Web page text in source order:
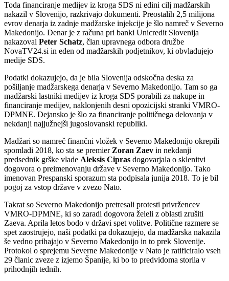
Toda financiranje medijev iz kroga SDS ni edini cilj madžarskih
nakazil v Slovenijo, razkrivajo dokumenti. Preostalih 2,5 milijona
evrov denarja iz zadnje madžarske injekcije je šlo namreč v Severno
Makedonijo. Denar je z računa pri banki Unicredit Slovenija
nakazoval Peter Schatz, član upravnega odbora družbe
NovaTV24.si in eden od madžarskih podjetnikov, ki obvladujejo
medije SDS.
Podatki dokazujejo, da je bila Slovenija odskočna deska za
pošiljanje madžarskega denarja v Severno Makedonijo. Tam so ga
madžarski lastniki medijev iz kroga SDS porabili za nakupe in
financiranje medijev, naklonjenih desni opozicijski stranki VMRO-
DPMNE. Dejansko je šlo za financiranje političnega delovanja v
nekdanji najjužnejši jugoslovanski republiki.
Madžari so namreč finančni vložek v Severno Makedonijo okrepili
spomladi 2018, ko sta se premier Zoran Zaev in nekdanji
predsednik grške vlade Aleksis Cipras dogovarjala o sklenitvi
dogovora o preimenovanju države v Severno Makedonijo. Tako
imenovan Prespanski sporazum sta podpisala junija 2018. To je bil
pogoj za vstop države v zvezo Nato.
Takrat so Severno Makedonijo pretresali protesti privržencev
VMRO-DPMNE, ki so zaradi dogovora želeli z oblasti zrušiti
Zaeva. Aprila letos bodo v državi spet volitve. Politične razmere se
spet zaostrujejo, naši podatki pa dokazujejo, da madžarska nakazila
še vedno prihajajo v Severno Makedonijo in to prek Slovenije.
Protokol o sprejemu Severne Makedonije v Nato je ratificiralo vseh
29 članic zveze z izjemo Španije, ki bo to predvidoma storila v
prihodnjih tednih.